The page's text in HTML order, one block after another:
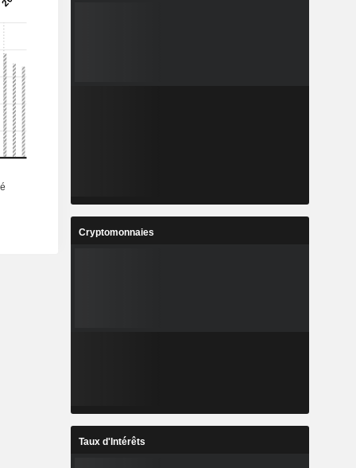
Cryptomonnaies
Taux d'Intérêts